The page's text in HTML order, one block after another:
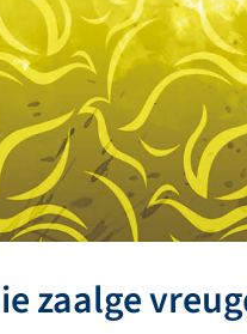
zaalge